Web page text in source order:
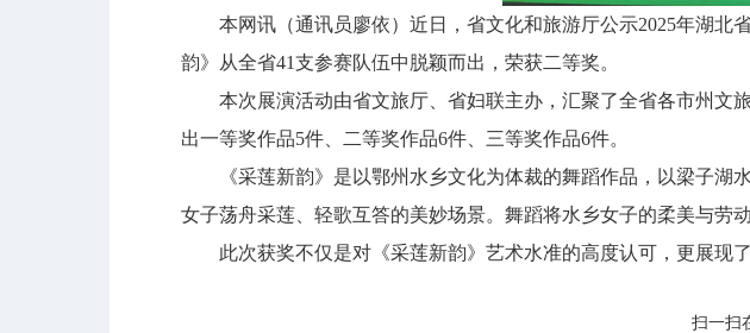
本网讯（通讯员廖依）近日，省文化和旅游厅公示2025年湖北
韵》从全省41支参赛队伍中脱颖而出，荣获二等奖。
本次展演活动由省文旅厅、省妇联主办，汇聚了全省各市州文
出一等奖作品5件、二等奖作品6件、三等奖作品6件。
《采莲新韵》是以鄂州水乡文化为体裁的舞蹈作品，以梁子湖水
女子荡舟采莲、轻歌互答的美妙场景。舞蹈将水乡女子的柔美与劳
此次获奖不仅是对《采莲新韵》艺术水准的高度认可，更展现了
扫一扫